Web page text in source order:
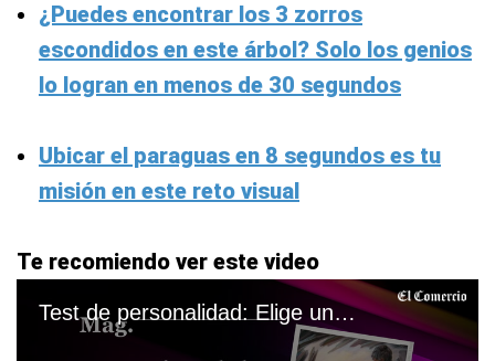
¿Puedes encontrar los 3 zorros
escondidos en este árbol? Solo los genios
lo logran en menos de 30 segundos
Ubicar el paraguas en 8 segundos es tu
misión en este reto visual
Te recomiendo ver este video
Test de personalidad: Elige una imagen y conoce qué buscas en el amor